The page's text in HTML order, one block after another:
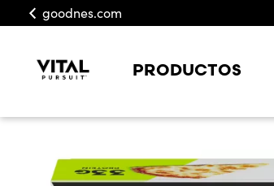
goodnes.com
PRODUCTOS